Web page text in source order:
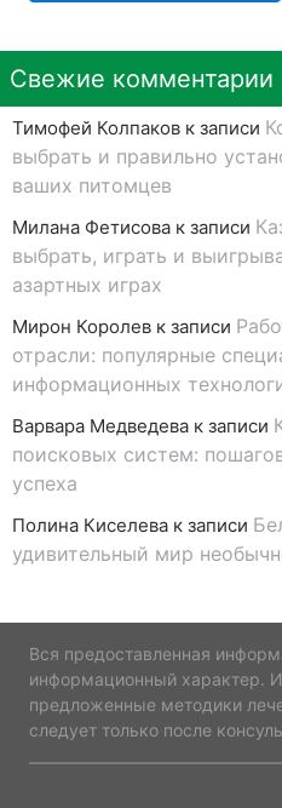
Свежие комментарии
Тимофей Колпаков к записи
выбрать и правильно
ваших питомцев
Милана Фетисова к записи
выбрать, играть и
азартных играх
Мирон Королев к записи
отрасли: популярные
информационных
Варвара Медведева к записи
поисковых систем:
успеха
Полина Киселева к записи
удивительный мир
Вся предоставленная
информационный характер.
предложенные методики
следует только после